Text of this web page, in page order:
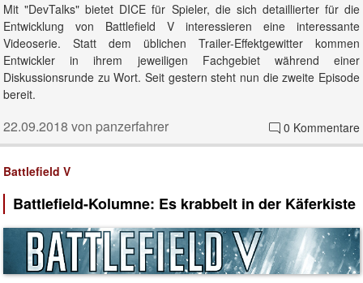
Mit "DevTalks" bietet DICE für Spieler, die sich detaillierter für die
Entwicklung von Battlefield V interessieren eine interessante
Videoserie. Statt dem üblichen Trailer-Effektgewitter kommen
Entwickler in ihrem jeweiligen Fachgebiet während einer
Diskussionsrunde zu Wort. Seit gestern steht nun die zweite Episode
bereit.
0 Kommentare
22.09.2018 von panzerfahrer
Battlefield V
Battlefield-Kolumne: Es krabbelt in der Käferkiste